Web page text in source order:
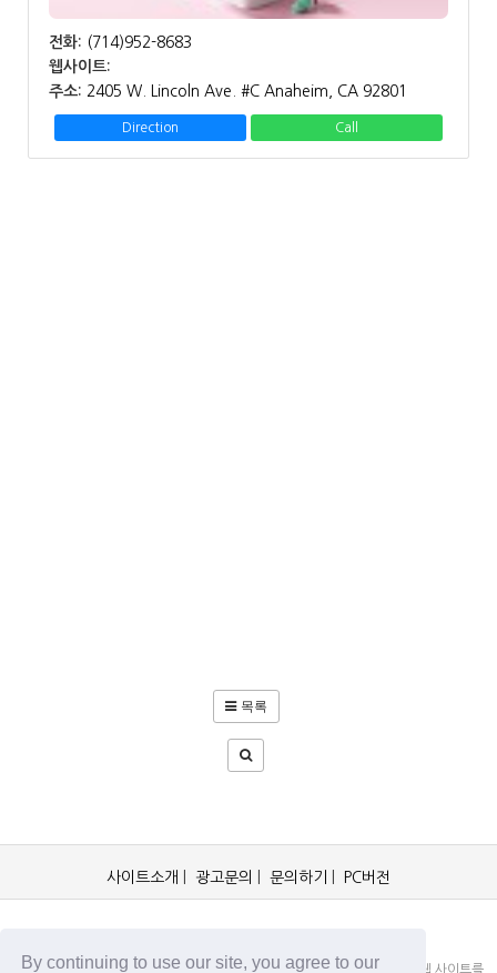
By continuing to use our site, you agree to our
전화: (714)952-8683
웹사이트:
주소: 2405 W. Lincoln Ave. #C Anaheim, CA 92801
Direction Call
목록
사이트소개 광고문의 문의하기 PC버전
OCKorea365.com 오씨코리아365는 본 웹 사이트에 명시되어 있거나, 본 웹 사이트를